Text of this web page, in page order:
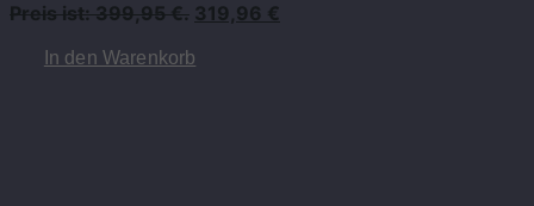
Preis ist: 399,95 €. 319,96 €
In den Warenkorb